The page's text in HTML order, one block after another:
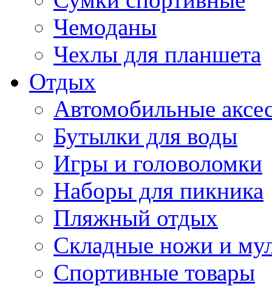
Чемоданы
Чехлы для планшета
Отдых
Автомобильные
Бутылки для воды
Игры и головоломки
Наборы для пикника
Пляжный отдых
Складные ножи и
Спортивные товары